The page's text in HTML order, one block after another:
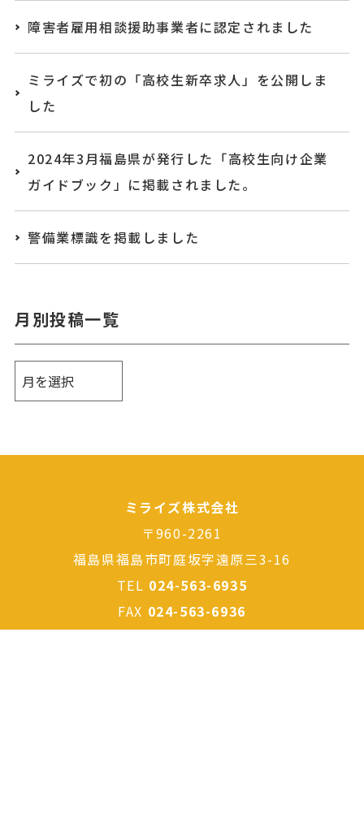
障害者雇用相談援助事業者に認定されました
ミライズで初の「高校生新卒求人」を公開しま
した
2024年3月福島県が発行した「高校生向け企業
ガイドブック」に掲載されました。
警備業標識を掲載しました
月別投稿一覧
ミライズ株式会社
〒960-2261
福島県福島市町庭坂字遠原三3-16
TEL 024-563-6935
FAX 024-563-6936